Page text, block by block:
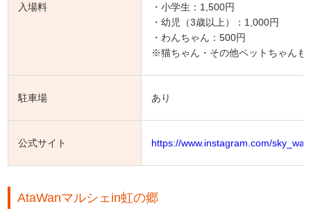
入場料
・小学生：1,500円
・幼児（3歳以上）：1,000円
・わんちゃん：500円
※猫ちゃん・その他ペットちゃんも
駐車場 あり
公式サイト https://www.instagram.com/
AtaWanマルシェin虹の郷